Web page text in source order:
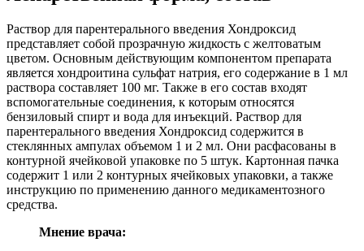
Раствор для парентерального введения Хондроксид
представляет собой прозрачную жидкость с желтоватым
цветом. Основным действующим компонентом препарата
является хондроитина сульфат натрия, его содержание в 1 мл
раствора составляет 100 мг. Также в его состав входят
вспомогательные соединения, к которым относятся
бензиловый спирт и вода для инъекций. Раствор для
парентерального введения Хондроксид содержится в
стеклянных ампулах объемом 1 и 2 мл. Они расфасованы в
контурной ячейковой упаковке по 5 штук. Картонная пачка
содержит 1 или 2 контурных ячейковых упаковки, а также
инструкцию по применению данного медикаментозного
средства.
Мнение врача: